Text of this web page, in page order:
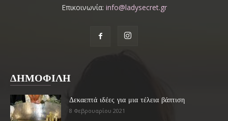
Επικοινωνία: info@ladysecret.gr
ΔΗΜΟΦΙΛΗ
Δεκαεπτά ιδέες για μια τέλεια βάπτιση
8 Φεβρουαρίου 2021